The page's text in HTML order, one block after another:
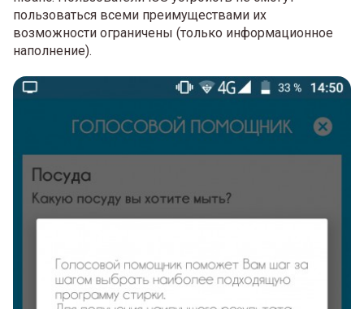
пользоваться всеми преимуществами их
возможности ограничены (только информационное
наполнение).